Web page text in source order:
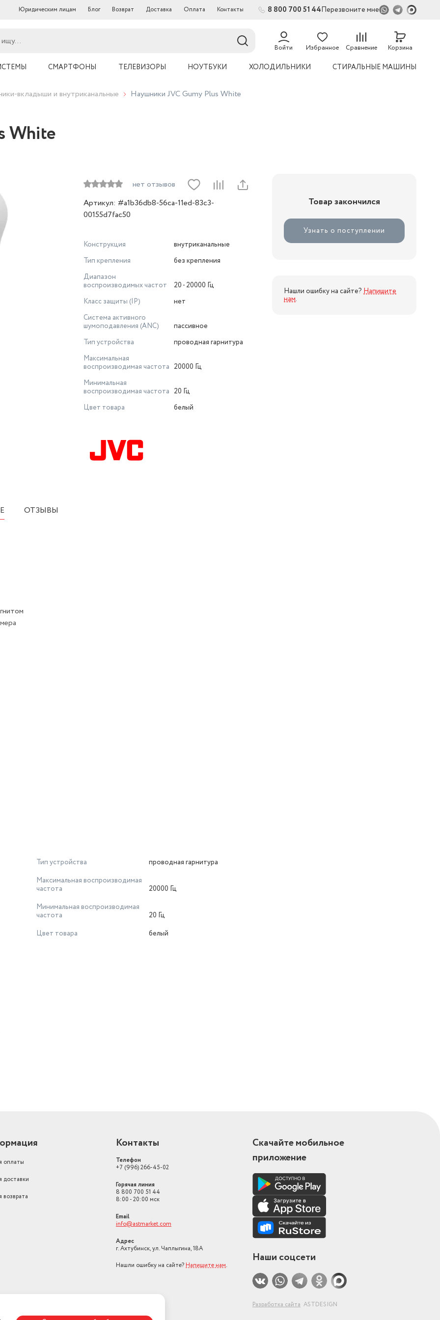
Юридическим лицам Блог Возврат Доставка Оплата Контакты 8 800 700 51 44Перезвоните мне
Войти Избранное Сравнение
54
Корзина
СМАРТФОНЫ ТЕЛЕВИЗОРЫ НОУТБУКИ ХОЛОДИЛЬНИКИ СТИРАЛЬНЫЕ МАШИНЫ
вкладыши и внутриканальные Наушники JVC Gumy Plus White
White
нет отзывов
Артикул: #a1b36db8-56ca-11ed-83c3-
00155d7fac50
Конструкция
внутриканальные
Тип крепления
без крепления
Диапазон
воспроизводимых частот
20 - 20000 Гц
Класс защиты (IP)
нет
Система активного
шумоподавления (ANC)
пассивное
Тип устройства
проводная гарнитура
Максимальная
воспроизводимая частота 20000 Гц
Минимальная
воспроизводимая частота 20 Гц
Цвет товара
белый
Товар закончился
Узнать о поступлении
Нашли ошибку на сайте? Напишите
нам.
ОТЗЫВЫ
закончить разговор: да; Сменные амбушюры: да;
Тип устройства
проводная гарнитура
Максимальная воспроизводимая
частота
20000 Гц
Минимальная воспроизводимая
частота
20 Гц
Цвет товара
белый
оплаты
доставки
возврата
Контакты
Телефон
+7 (996) 266-45-02
Горячая линия
8 800 700 51 44
8:00 - 20:00 мск
Email
info@astmarket.com
Адрес
г. Ахтубинск, ул. Чаплыгина, 18А
Нашли ошибку на сайте? Напишите нам.
Скачайте мобильное
приложение
Наши соцсети
Разработка сайта ASTDESIGN